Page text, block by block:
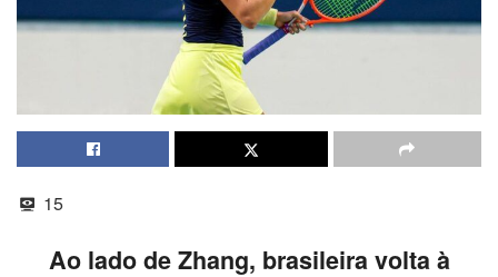
15
Ao lado de Zhang, brasileira volta à